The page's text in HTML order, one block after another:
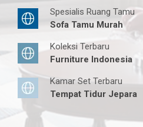
Spesialis Ruang Tamu
Sofa Tamu Murah
Koleksi Terbaru
Furniture Indonesia
Kamar Set Terbaru
Tempat Tidur Jepara